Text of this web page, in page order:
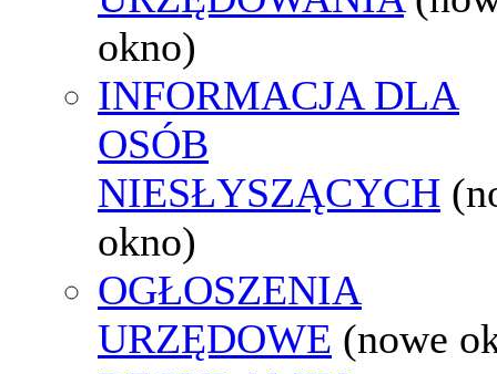
okno)
INFORMACJA DLA
OSÓB
NIESŁYSZĄCYCH
okno)
OGŁOSZENIA
URZĘDOWE (nowe